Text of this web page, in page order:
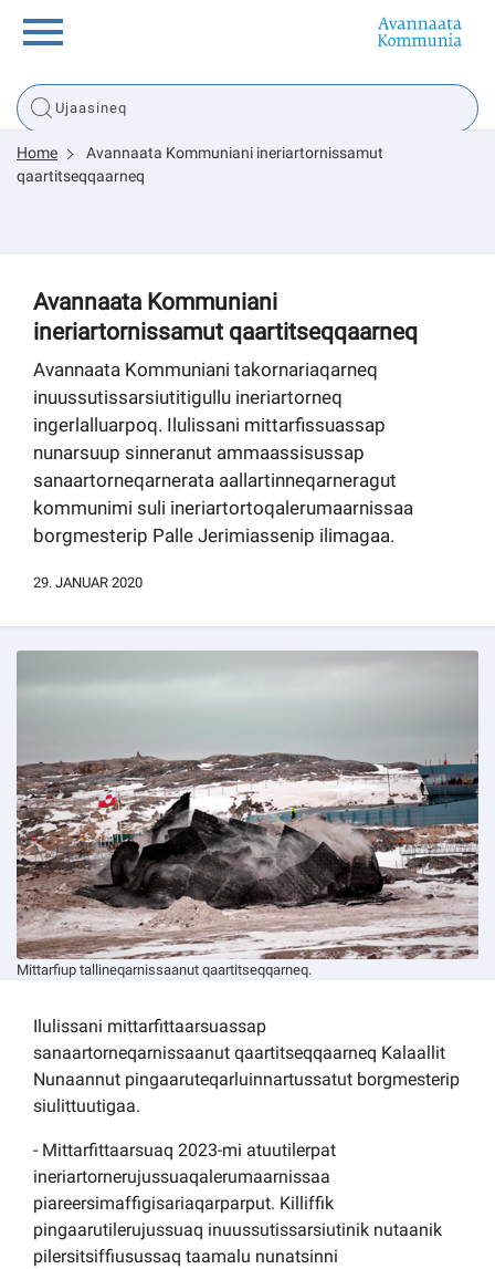
Innuttaasunut
Inuussutissarsiorneq
Tassaarsuaq
sullissivik.gl
Pilersaarutinut isaavik
Kommuni pillugu paasissutissat
Home
Avannaata Kommuniani ineriartornissamut
qaartitseqqaarneq
Avannaata Kommuniani
ineriartornissamut qaartitseqqaarneq
Avannaata Kommuniani takornariaqarneq
inuussutissarsiutitigullu ineriartorneq
ingerlalluarpoq. Ilulissani mittarfissuassap
nunarsuup sinneranut ammaassisussap
sanaartorneqarnerata aallartinneqarneragut
kommunimi suli ineriartortoqalerumaarnissaa
borgmesterip Palle Jerimiassenip ilimagaa.
29. JANUAR 2020
Mittarfiup tallineqarnissaanut qaartitseqqarneq.
Ilulissani mittarfittaarsuassap
sanaartorneqarnissaanut qaartitseqqaarneq Kalaallit
Nunaannut pingaaruteqarluinnartussatut borgmesterip
siulittuutigaa.
- Mittarfittaarsuaq 2023-mi atuutilerpat
ineriartornerujussuaqalerumaarnissaa
piareersimaffigisariaqarparput. Killiffik
pingaarutilerujussuaq inuussutissarsiutinik nutaanik
pilersitsiffiusussaq taamalu nunatsinni